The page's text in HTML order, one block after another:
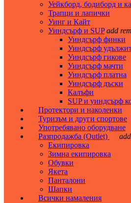
Уейкборд, бодиборд и
Трапци и лапички
Уинг и Кайт
Уиндсърф и SUP add
Уиндсърф финки
Уиндсърф
Уиндсърф гикове
Уиндсърф мачти
Уиндсърф платна
Уиндсърф дъски
Калъфи
SUP и уиндсърф
Протектори и наколенки
Туризъм и други спортове
Употребявано оборудване
Разпродажба (Outlet)
add
Екипировка
Зимна екипировка
Обувки
Якета
Панталони
Шапки
Всички намаления